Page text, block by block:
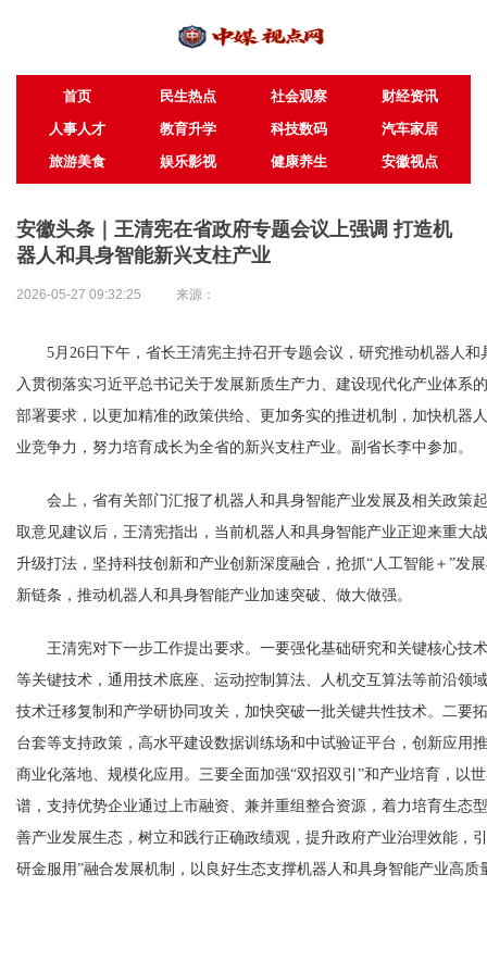
首页 民生热点 社会观察
财经资讯
人事人才
教育升学 科技数码
汽车家居
旅游美食
娱乐影视 健康养生 安徽视点
安徽头条｜王清宪在省政府专题会议上强调 打造机
器人和具身智能新兴支柱产业
2026-05-27 09:32:25 来源：
5月26日下午，省长王清宪主持召开专题会议，研究推动机器人
入贯彻落实习近平总书记关于发展新质生产力、建设现代化产业体系
部署要求，以更加精准的政策供给、更加务实的推进机制，加快机器
业竞争力，努力培育成长为全省的新兴支柱产业。副省长李中参加。
会上，省有关部门汇报了机器人和具身智能产业发展及相关政策
取意见建议后，王清宪指出，当前机器人和具身智能产业正迎来重大
升级打法，坚持科技创新和产业创新深度融合，抢抓“人工智能＋”发
新链条，推动机器人和具身智能产业加速突破、做大做强。
王清宪对下一步工作提出要求。一要强化基础研究和关键核心技
等关键技术，通用技术底座、运动控制算法、人机交互算法等前沿领
技术迁移复制和产学研协同攻关，加快突破一批关键共性技术。二要
台套等支持政策，高水平建设数据训练场和中试验证平台，创新应用
商业化落地、规模化应用。三要全面加强“双招双引”和产业培育，以
谱，支持优势企业通过上市融资、兼并重组整合资源，着力培育生态
善产业发展生态，树立和践行正确政绩观，提升政府产业治理效能，
研金服用”融合发展机制，以良好生态支撑机器人和具身智能产业高